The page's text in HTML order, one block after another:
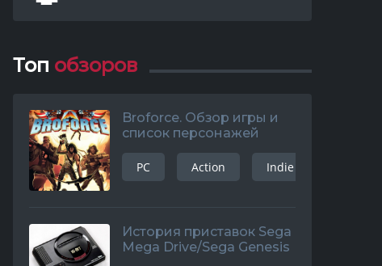
Топ обзоров
Broforce. Обзор игры и
список персонажей
PC Action Indie
История приставок Sega
Mega Drive/Sega Genesis